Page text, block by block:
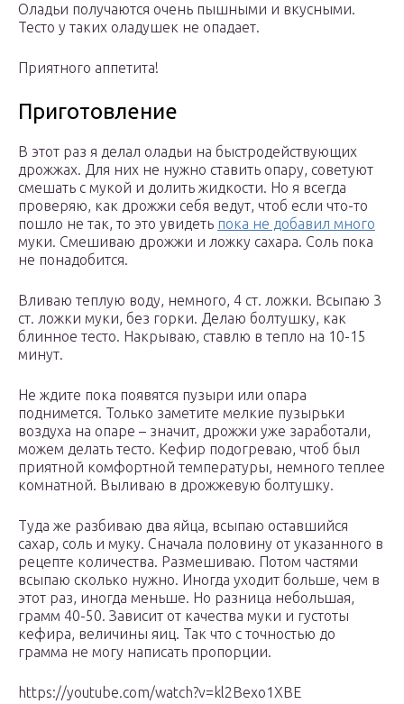
Оладьи получаются очень пышными и вкусными.
Тесто у таких оладушек не опадает.
Приятного аппетита!
Приготовление
В этот раз я делал оладьи на быстродействующих
дрожжах. Для них не нужно ставить опару, советуют
смешать с мукой и долить жидкости. Но я всегда
проверяю, как дрожжи себя ведут, чтоб если что-то
пошло не так, то это увидеть пока не добавил много
муки. Смешиваю дрожжи и ложку сахара. Соль пока
не понадобится.
Вливаю теплую воду, немного, 4 ст. ложки. Всыпаю 3
ст. ложки муки, без горки. Делаю болтушку, как
блинное тесто. Накрываю, ставлю в тепло на 10-15
минут.
Не ждите пока появятся пузыри или опара
поднимется. Только заметите мелкие пузырьки
воздуха на опаре – значит, дрожжи уже заработали,
можем делать тесто. Кефир подогреваю, чтоб был
приятной комфортной температуры, немного теплее
комнатной. Выливаю в дрожжевую болтушку.
Туда же разбиваю два яйца, всыпаю оставшийся
сахар, соль и муку. Сначала половину от указанного в
рецепте количества. Размешиваю. Потом частями
всыпаю сколько нужно. Иногда уходит больше, чем в
этот раз, иногда меньше. Но разница небольшая,
грамм 40-50. Зависит от качества муки и густоты
кефира, величины яиц. Так что с точностью до
грамма не могу написать пропорции.
https://youtube.com/watch?v=kl2Bexo1XBE